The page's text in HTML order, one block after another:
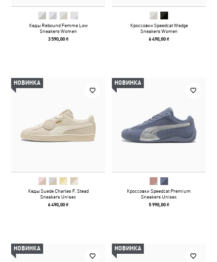
Кеды Rebound Femme Low
Sneakers Women
3 590,00 ₴
Кроссовки Speedcat Wedge
Sneakers Women
6 490,00 ₴
НОВИНКА
Кеды Suede Charles F. Stead
Sneakers Unisex
6 490,00 ₴
НОВИНКА
Кроссовки Speedcat Premium
Sneakers Unisex
5 990,00 ₴
НОВИНКА НОВИНКА